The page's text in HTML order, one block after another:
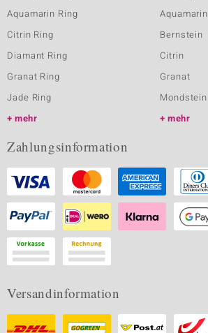
Aquamarin Ring
Citrin Ring
Diamant Ring
Granat Ring
Jade Ring
mehr
Aquamarin
Bernstein
Citrin
Granat
Mondstein
mehr
Zahlungsinformation
Versandinformation